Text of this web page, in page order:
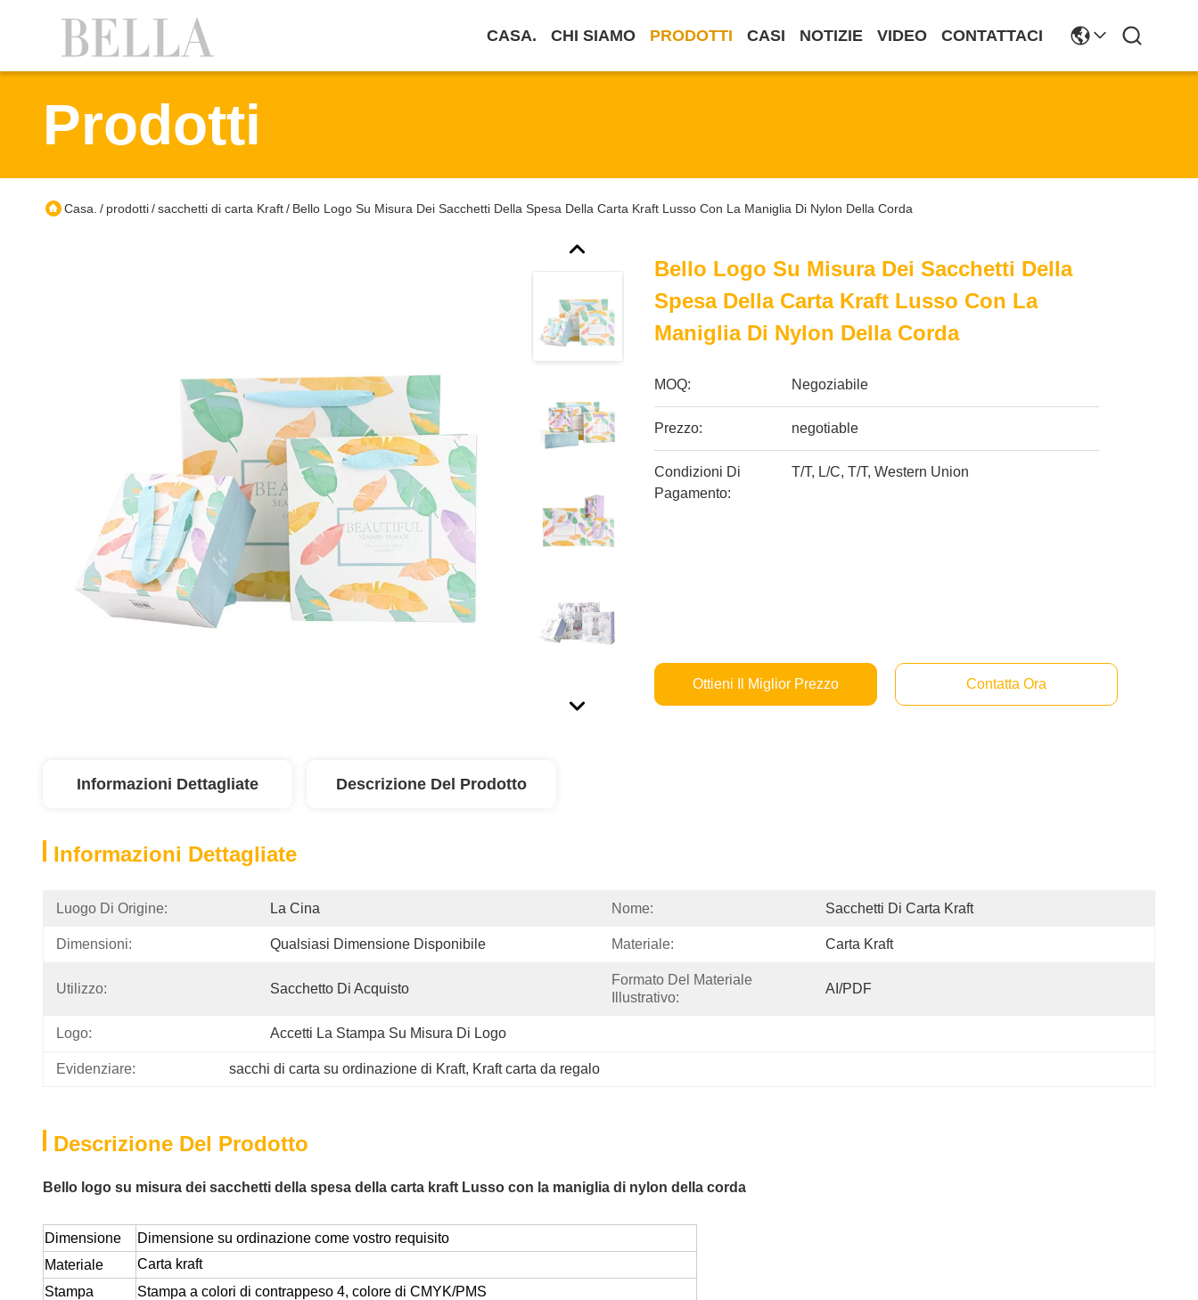
CASA. CHI SIAMO PRODOTTI CASI NOTIZIE VIDEO CONTATTACI
Prodotti
Casa. / prodotti/sacchetti di carta Kraft/ Bello Logo Su Misura Dei Sacchetti Della Spesa Della Carta Kraft Lusso Con La Maniglia Di Nylon Della Corda
Bello Logo Su Misura Dei Sacchetti Della
Spesa Della Carta Kraft Lusso Con La
Maniglia Di Nylon Della Corda
MOQ: Negoziabile
Prezzo: negotiable
Condizioni Di
Pagamento:
T/T, L/C, T/T, Western Union
Ottieni Il Miglior Prezzo Contatta Ora
Informazioni Dettagliate Descrizione Del Prodotto
Informazioni Dettagliate
Luogo Di Origine: La Cina Nome: Sacchetti Di Carta Kraft
Dimensioni: Qualsiasi Dimensione Disponibile Materiale: Carta Kraft
Utilizzo: Sacchetto Di Acquisto
Formato Del Materiale
Illustrativo:
AI/PDF
Logo: Accetti La Stampa Su Misura Di Logo
Evidenziare: sacchi di carta su ordinazione di Kraft, Kraft carta da regalo
Descrizione Del Prodotto
Bello logo su misura dei sacchetti della spesa della carta kraft Lusso con la maniglia di nylon della corda
Dimensione
Dimensione su ordinazione come vostro requisito
Materiale
Carta kraft
Stampa
Stampa a colori di contrappeso 4, colore di CMYK/PMS